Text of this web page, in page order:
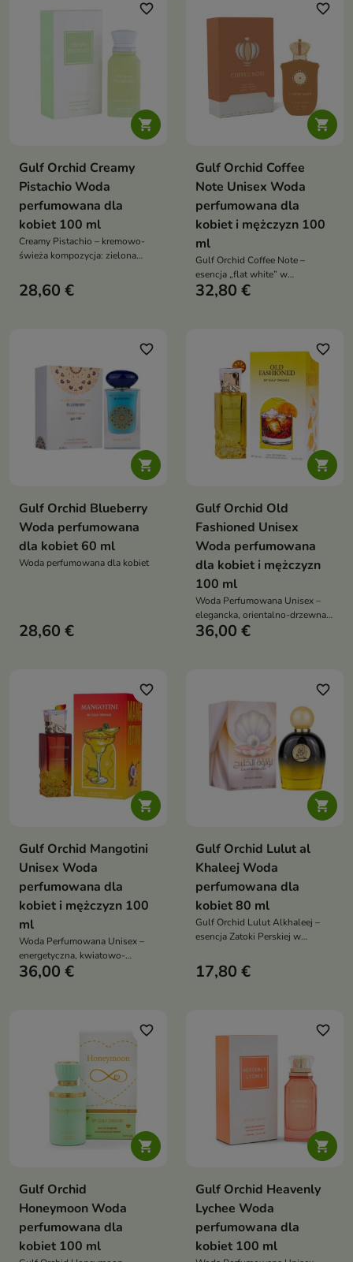

favorite_border
Gulf Orchid Creamy
Pistachio Woda
perfumowana dla
kobiet 100 ml
Creamy Pistachio – kremowo-
świeża kompozycja: zielona
otwarciu, eleganckie serce
neroli-róża-cedr, a w bazie
28,60 €

favorite_border
Gulf Orchid Coffee
Note Unisex Woda
perfumowana dla
kobiet i mężczyzn 100
ml
Gulf Orchid Coffee Note –
esencja „flat white” w
perfumach: świeża czarna kawa,
32,80 €

favorite_border
Gulf Orchid Blueberry
Woda perfumowana
dla kobiet 60 ml
Woda perfumowana dla kobiet
28,60 €

favorite_border
Gulf Orchid Old
Fashioned Unisex
Woda perfumowana
dla kobiet i mężczyzn
100 ml
Woda Perfumowana Unisex –
elegancka, orientalno-drzewna
kompozycja o wyrazistym
36,00 €

favorite_border
Gulf Orchid Mangotini
Unisex Woda
perfumowana dla
kobiet i mężczyzn 100
ml
Woda Perfumowana Unisex –
energetyczna, kwiatowo-
owocowa kompozycja
36,00 €

favorite_border
Gulf Orchid Lulut al
Khaleej Woda
perfumowana dla
kobiet 80 ml
Gulf Orchid Lulut Alkhaleej –
esencja Zatoki Perskiej w
bergamotka i gruszka
wprowadzają lekkość, w sercu
17,80 €

favorite_border
Gulf Orchid
Honeymoon Woda
perfumowana dla
kobiet 100 ml

favorite_border
Gulf Orchid Heavenly
Lychee Woda
perfumowana dla
kobiet 100 ml